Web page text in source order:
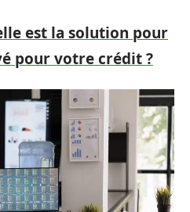
est la solution pour
pour votre crédit ?